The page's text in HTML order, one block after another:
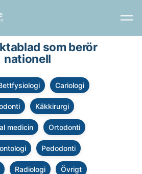
som berör
nationell
Cariologi
Käkkirurgi
medicin Ortodonti
Pedodonti
Radiologi Övrigt